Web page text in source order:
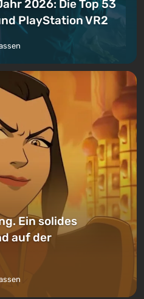
2026: Die Top 53
PlayStation VR2
Ein solides
auf der